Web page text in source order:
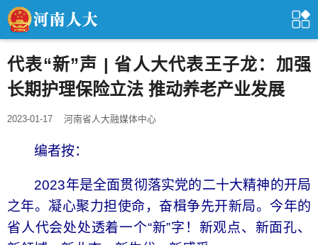
代表“新”声 | 省人大代表王子龙：加强
长期护理保险立法 推动养老产业发展
2023-01-17 河南省人大融媒体中心
编者按：
2023年是全面贯彻落实党的二十大精神的开局
之年。凝心聚力担使命，奋楫争先开新局。今年的
省人代会处处透着一个“新”字！新观点、新面孔、